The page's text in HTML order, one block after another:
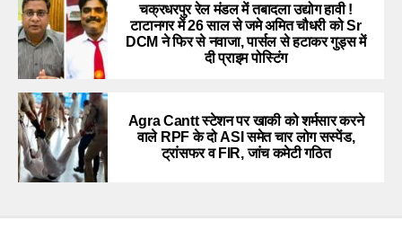
चक्रधरपुर रेल मंडल में तबादला उद्योग हावी !
टाटानगर में 26 साल से जमे अमित चौधरी को Sr
DCM ने फिर से नवाजा, पार्सल से हटाकर गुड्स में
दी प्राइम पोस्टिंग
Agra Cantt स्टेशन पर खाकी को शर्मसार करने
वाले RPF के दो ASI समेत चार लोग सस्पेंड,
ट्रांसफर व FIR, जांच कमेटी गठित